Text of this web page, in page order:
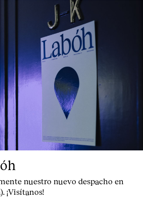
nuestro nuevo despacho en
¡Visítanos!